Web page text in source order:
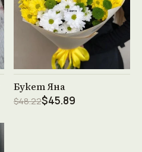
Виж продукта →
Букет Яна
$48.22$45.89